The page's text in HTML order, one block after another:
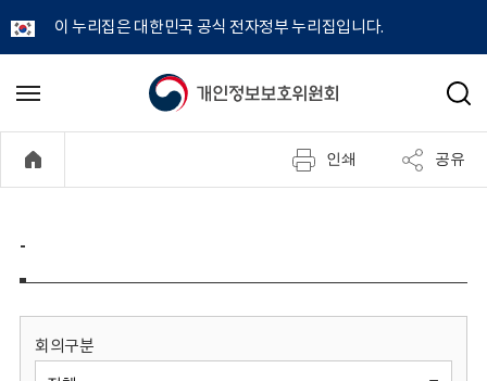
이 누리집은 대한민국 공식 전자정부 누리집입니다.
개
정
보
메
기
검
인쇄 공유
-
회의구분